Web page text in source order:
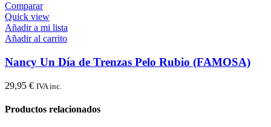
Comparar
Quick view
Añadir a mi lista
Añadir al carrito
Nancy Un Día de Trenzas Pelo Rubio (FAMOSA)
29,95 € IVA inc.
Productos relacionados